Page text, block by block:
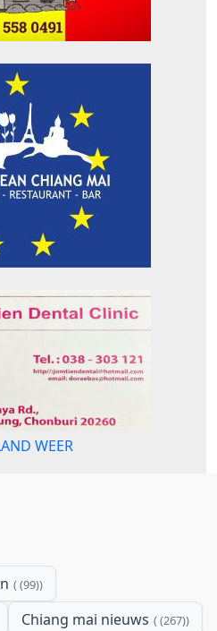
WEER
(99)
Chiang mai nieuws (267)